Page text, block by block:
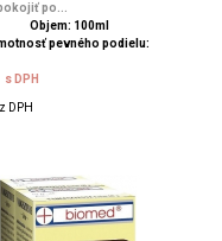
po...
Objem: 100ml
pevného podielu:
s DPH
DPH